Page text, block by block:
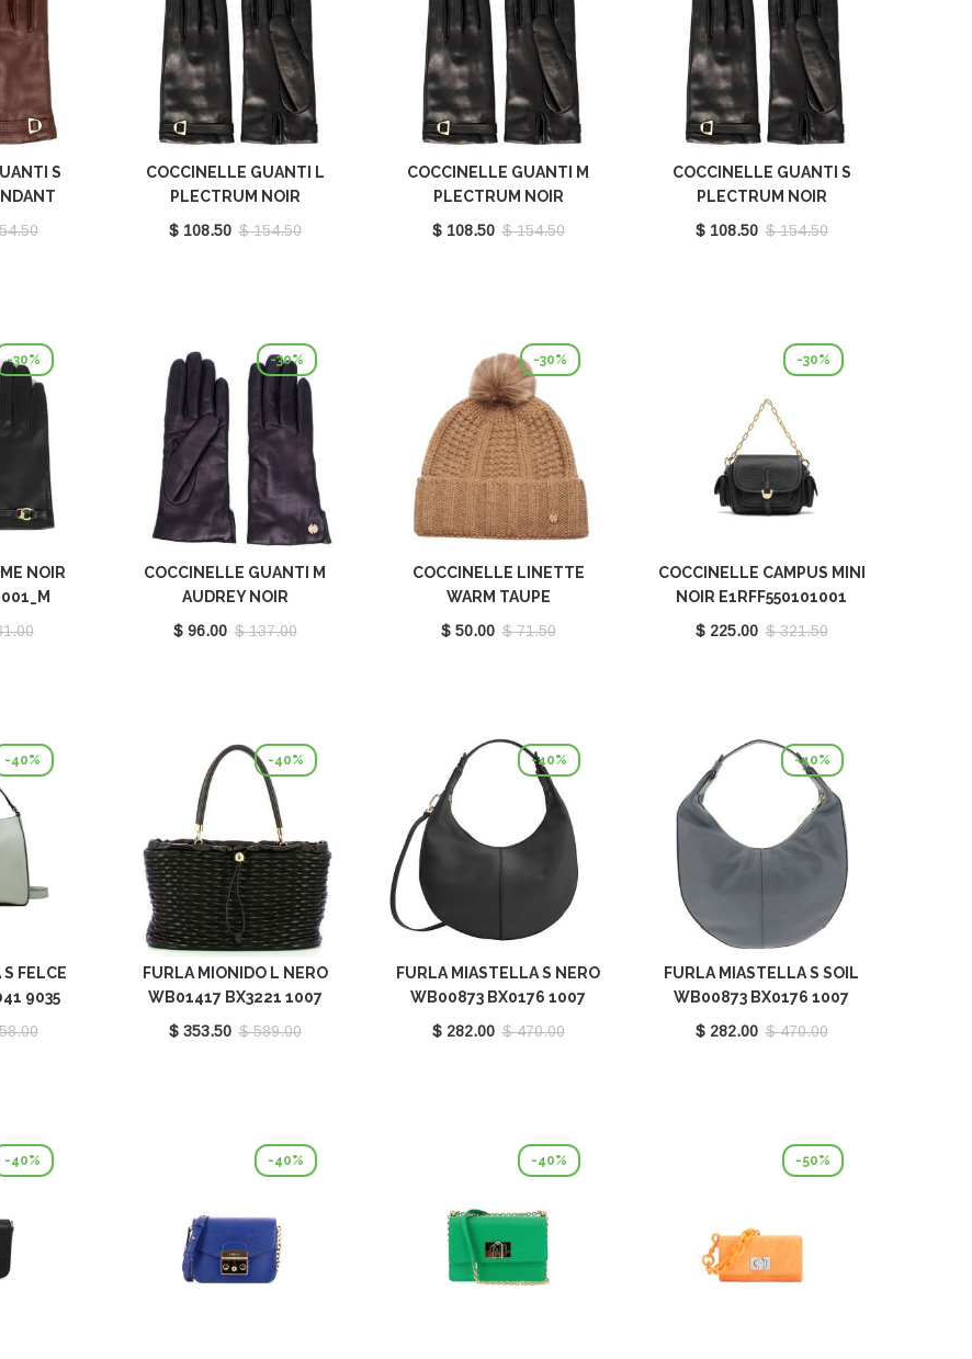
S
COCCINELLE GUANTI L
PLECTRUM NOIR
E7MY0410101001
$ 108.50 $ 154.50
COCCINELLE GUANTI M
PLECTRUM NOIR
E7MY0410101001
$ 108.50 $ 154.50
COCCINELLE GUANTI S
PLECTRUM NOIR
E7MY0410101001
$ 108.50 $ 154.50
-30%
NOIR
-30%
COCCINELLE GUANTI M
AUDREY NOIR
E7MY1410201001
$ 96.00 $ 137.00
-30%
COCCINELLE LINETTE
WARM TAUPE
E7MY9370701N59
$ 50.00 $ 71.50
-30%
COCCINELLE CAMPUS MINI
NOIR E1RFF550101001
$ 225.00 $ 321.50
-40%
FELCE
9035
-40%
FURLA MIONIDO L NERO
WB01417 BX3221 1007
O6000
$ 353.50 $ 589.00
-40%
FURLA MIASTELLA S NERO
WB00873 BX0176 1007
O6000
$ 282.00 $ 470.00
-40%
FURLA MIASTELLA S SOIL
WB00873 BX0176 1007
2269S
$ 282.00 $ 470.00
-40% -40% -40% -50%